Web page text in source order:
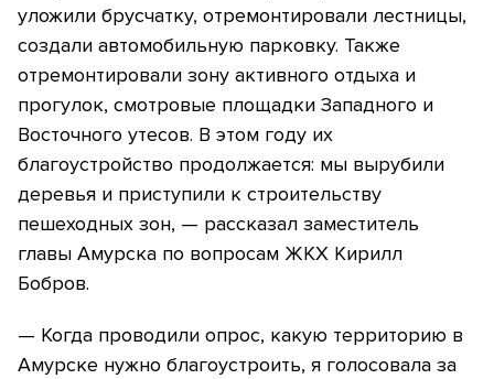
уложили брусчатку, отремонтировали лестницы,
создали автомобильную парковку. Также
отремонтировали зону активного отдыха и
прогулок, смотровые площадки Западного и
Восточного утесов. В этом году их
благоустройство продолжается: мы вырубили
деревья и приступили к строительству
пешеходных зон, — рассказал заместитель
главы Амурска по вопросам ЖКХ Кирилл
Бобров.
— Когда проводили опрос, какую территорию в
Амурске нужно благоустроить, я голосовала за